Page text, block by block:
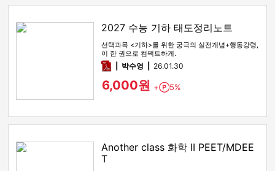
2027 수능 기하 태도정리노트
선택과목 <기하>를 위한 궁극의 실전개념+행동강령,
이 한 권으로 컴팩트하게.
pdf박수영 26.01.30
6,000원 + Point
5%
Another class 화학 II PEET/MDEE
T